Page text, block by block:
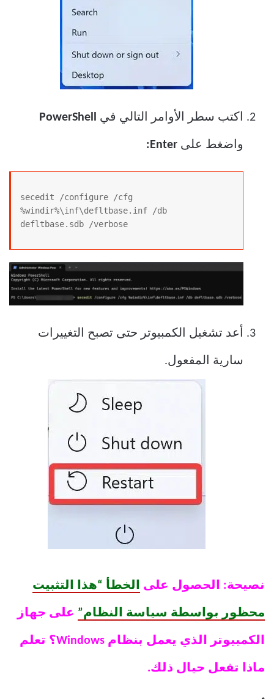
اكتب سطر الأوامر التالي في PowerShell
واضغط على Enter:
secedit /configure /cfg
%windir%\inf\defltbase.inf /db
defltbase.sdb /verbose
أعد تشغيل الكمبيوتر حتى تصبح التغييرات
سارية المفعول.
نصيحة: الحصول على الخطأ “هذا التثبيت
محظور بواسطة سياسة النظام” على جهاز
الكمبيوتر الذي يعمل بنظام Windows؟ تعلم
ماذا تفعل حيال ذلك.